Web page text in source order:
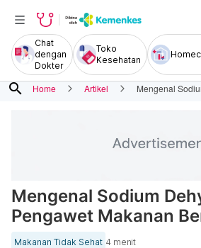
Chat
dengan
Dokter
Toko
Kesehatan
search Home Artikel Mengenal
Mengenal Sodium
Pengawet Makanan
Makanan Tidak Sehat 4 menit